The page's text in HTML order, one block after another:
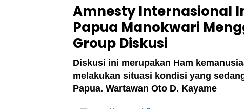
Amnesty Internasional
Papua Manokwari
Group Diskusi
Diskusi ini merupakan Ham
melakukan situasi kondisi yang
Papua. Wartawan Oto D. Kayame